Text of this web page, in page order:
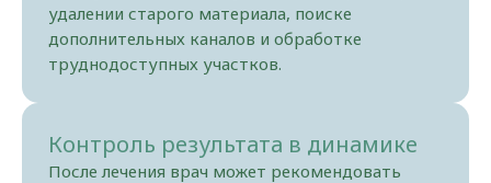
удалении старого материала, поиске
дополнительных каналов и обработке
труднодоступных участков.
Контроль результата в динамике
После лечения врач может рекомендовать